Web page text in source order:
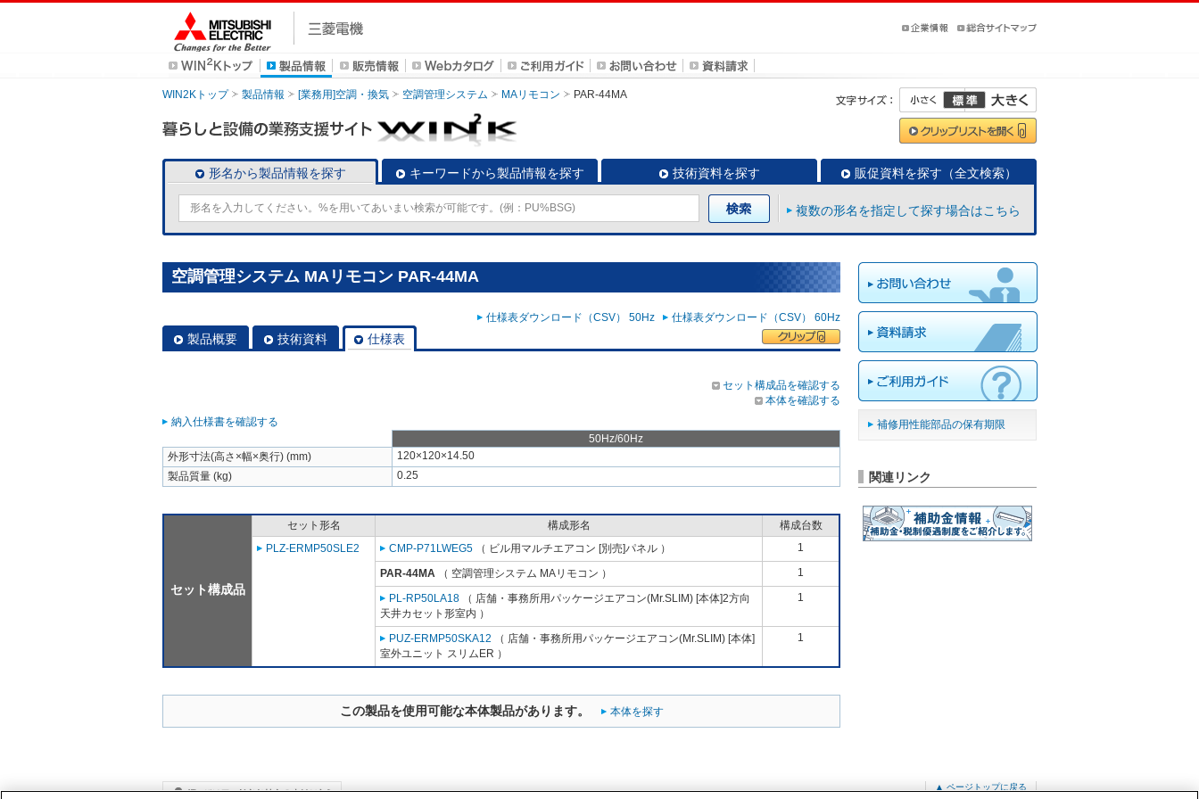
WIN2Kトップ 製品情報 [業務用]空調・換気 空調管理システム MAリモコン PAR-44MA
形名から製品情報を探す キーワードから製品情報を探す 技術資料を探す 販促資料を探す（全文検索）
複数の形名を指定して探す場合はこちら
空調管理システム MAリモコン PAR-44MA
仕様表ダウンロード（CSV） 50Hz 仕様表ダウンロード（CSV） 60Hz
製品概要 技術資料 仕様表
セット構成品を確認する
本体を確認する
納入仕様書を確認する
50Hz/60Hz
外形寸法(高さ×幅×奥行) (mm)
120×120×14.50
製品質量 (kg)
0.25
セット構成品
セット形名 構成形名
構成台数
PLZ-ERMP50SLE2
CMP-P71LWEG5 （ ビル用マルチエアコン [別売]パネル ） 1
PAR-44MA （ 空調管理システム MAリモコン ） 1
PL-RP50LA18 （ 店舗・事務所用パッケージエアコン(Mr.SLIM) [本体]2方向
天井カセット形室内 ）
1
PUZ-ERMP50SKA12 （ 店舗・事務所用パッケージエアコン(Mr.SLIM) [本体]
室外ユニット スリムER ）
1
この製品を使用可能な本体製品があります。 本体を探す
補修用性能部品の保有期限
関連リンク
▲ ページトップに戻る